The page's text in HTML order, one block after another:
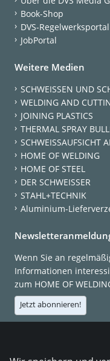
Book-Shop
DVS-Regelwerksportal
JobPortal
Weitere Medien
SCHWEISSEN UND
WELDING AND
JOINING PLASTICS
THERMAL SPRAY
SCHWEISSAUFSICHT
HOME OF WELDING
HOME OF STEEL
DER SCHWEISSER
STAHL+TECHNIK
Aluminium-
Wenn Sie an
Informationen
zum HOME OF
Jetzt abonnieren!
Die DVS Media